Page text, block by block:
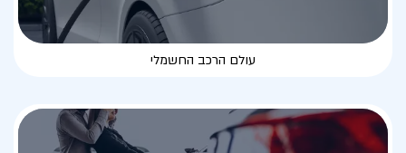
עולם הרכב החשמלי